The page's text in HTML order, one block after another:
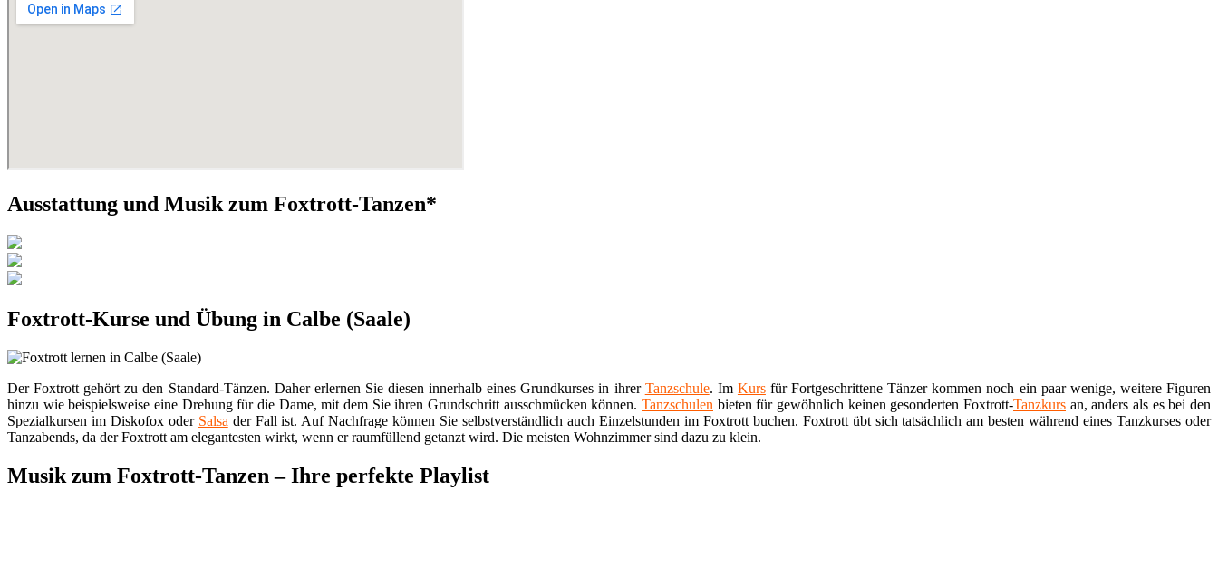
Ausstattung und Musik zum Foxtrott-Tanzen*
Foxtrott-Kurse und Übung in Calbe (Saale)
Der Foxtrott gehört zu den Standard-Tänzen. Daher erlernen Sie diesen innerhalb eines Grundkurses in ihrer Tanzschule. Im Kursfür Fortgeschrittene Tänzer kommen noch ein paar wenige, weitere Figuren
hinzu wie beispielsweise eine Drehung für die Dame, mit dem Sie ihren Grundschritt ausschmücken können. Tanzschulen bieten für gewöhnlich keinen gesonderten Foxtrott-Tanzkurs an, anders als es bei den
Spezialkursen im Diskofox oder Salsa der Fall ist. Auf Nachfrage können Sie selbstverständlich auch Einzelstunden im Foxtrott buchen. Foxtrott übt sich tatsächlich am besten während eines Tanzkurses oder
Tanzabends, da der Foxtrott am elegantesten wirkt, wenn er raumfüllend getanzt wird. Die meisten Wohnzimmer sind dazu zu klein.
Musik zum Foxtrott-Tanzen – Ihre perfekte Playlist